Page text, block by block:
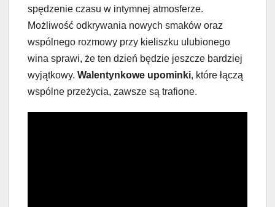
spędzenie czasu w intymnej atmosferze.
Możliwość odkrywania nowych smaków oraz
wspólnego rozmowy przy kieliszku ulubionego
wina sprawi, że ten dzień będzie jeszcze bardziej
wyjątkowy. Walentynkowe upominki, które łączą
wspólne przeżycia, zawsze są trafione.